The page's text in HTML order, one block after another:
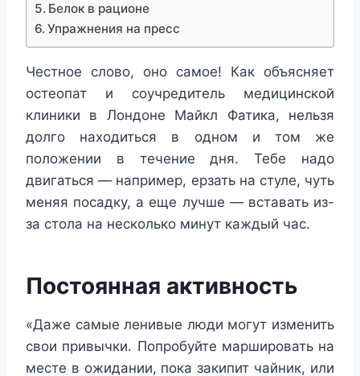
Белок в рационе
Упражнения на пресс
Честное слово, оно самое! Как объясняет
остеопат и соучредитель медицинской
клиники в Лондоне Майкл Фатика, нельзя
долго находиться в одном и том же
положении в течение дня. Тебе надо
двигаться — например, ерзать на стуле, чуть
меняя посадку, а еще лучше — вставать из-
за стола на несколько минут каждый час.
Постоянная активность
«Даже самые ленивые люди могут изменить
свои привычки. Попробуйте маршировать на
месте в ожидании, пока закипит чайник, или